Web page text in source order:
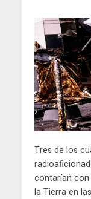
Tres de los
contarían
la Tierra en